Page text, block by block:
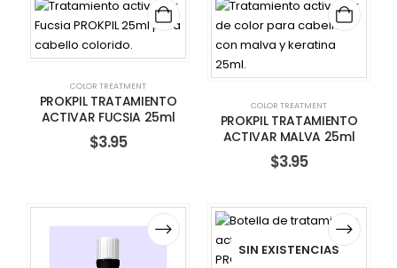
COLOR TREATMENT
PROKPIL TRATAMIENTO
ACTIVAR FUCSIA 25ml
$3.95
COLOR TREATMENT
PROKPIL TRATAMIENTO
ACTIVAR MALVA 25ml
$3.95
SIN EXISTENCIAS